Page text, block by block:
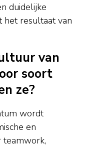
duidelijke
het resultaat van
van
soort
ze?
wordt
en
teamwork,